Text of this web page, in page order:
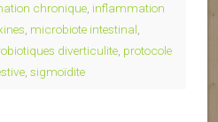
chronique inflammation
microbiote intestinal
diverticulite protocole
sigmoïdite